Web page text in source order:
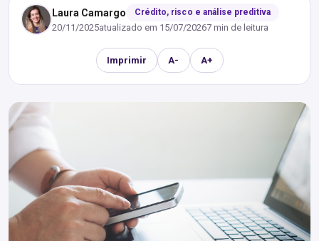
Laura Camargo Crédito, risco e análise preditiva
20/11/2025atualizado em 15/07/20267 min de leitura
Imprimir A- A+